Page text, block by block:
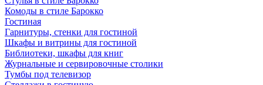
Комоды в стиле Барокко
Гостиная
Гарнитуры, стенки для гостиной
Шкафы и витрины для гостиной
Библиотеки, шкафы для книг
Журнальные и сервировочные столики
Тумбы под телевизор